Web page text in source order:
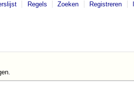
Regels Zoeken Registreren